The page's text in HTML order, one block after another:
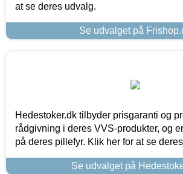
at se deres udvalg.
Se udvalget på
Hedestoker.dk tilbyder prisgaranti og
rådgivning i deres VVS-produkter, og
på deres pillefyr. Klik her for at se
Se udvalget på